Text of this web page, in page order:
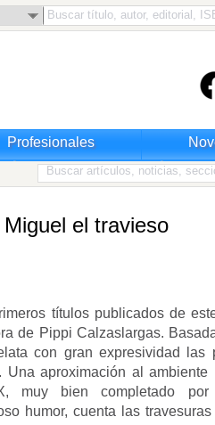
Profesionales
el travieso
títulos publicados de
de Pippi Calzaslargas.
con gran expresividad las
Una aproximación al ambiente
muy bien completado por
humor, cuenta las